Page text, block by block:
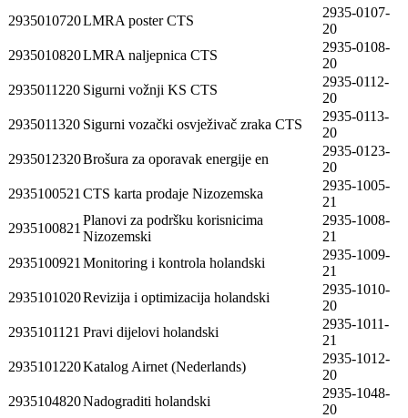
2935010720LMRA poster CTS
2935-0107-
20
2935010820LMRA naljepnica CTS
2935-0108-
20
2935011220 Sigurni vožnji KS CTS
2935-0112-
20
2935011320 Sigurni vozački osvježivač zraka CTS
2935-0113-
20
2935012320Brošura za oporavak energije en
2935-0123-
20
2935100521 CTS karta prodaje Nizozemska
2935-1005-
21
2935100821
Planovi za podršku korisnicima
Nizozemski
2935-1008-
21
2935100921 Monitoring i kontrola holandski
2935-1009-
21
2935101020Revizija i optimizacija holandski
2935-1010-
20
2935101121 Pravi dijelovi holandski
2935-1011-
21
2935101220Katalog Airnet (Nederlands)
2935-1012-
20
2935104820Nadograditi holandski
2935-1048-
20